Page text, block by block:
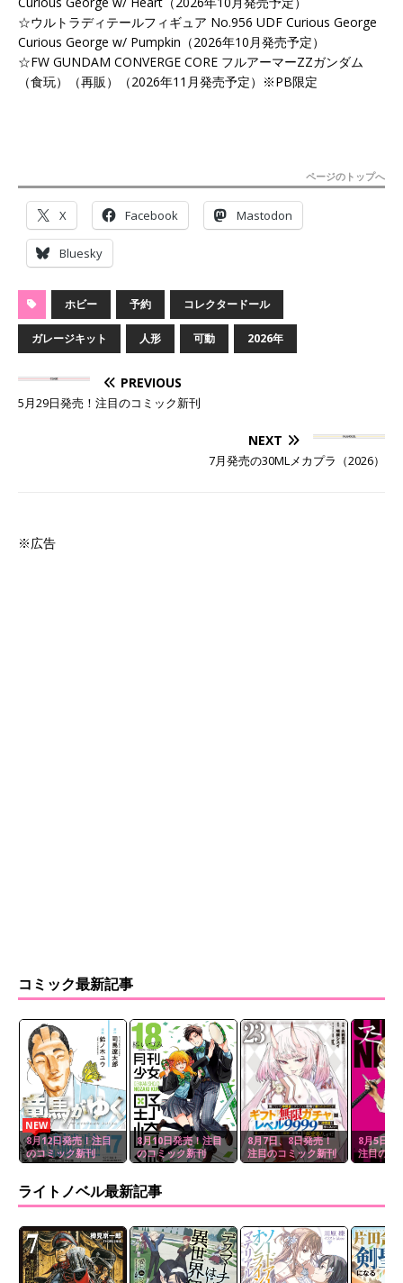
☆ウルトラディテールフィギュア No.956 UDF Curious George
Curious George w/ Pumpkin（2026年10月発売予定）
☆FW GUNDAM CONVERGE CORE フルアーマーZZガンダム
（食玩）（再販）（2026年11月発売予定）※PB限定
ページのトップへ
X Facebook Mastodon
Bluesky
ホビー 予約 コレクタードール
ガレージキット 人形 可動 2026年
PREVIOUS
5月29日発売！注目のコミック新刊
NEXT
7月発売の30MLメカプラ（2026）
※広告
コミック最新記事
8月12日発売！注目
のコミック新刊
NEW
8月10日発売！注目
のコミック新刊
8月7日、8日発売！
注目のコミック新刊
8月5日、
注目のコ
ライトノベル最新記事